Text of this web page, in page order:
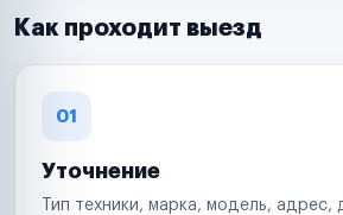
Как проходит выезд
01
Уточнение
Тип техники, марка, модель, адрес,